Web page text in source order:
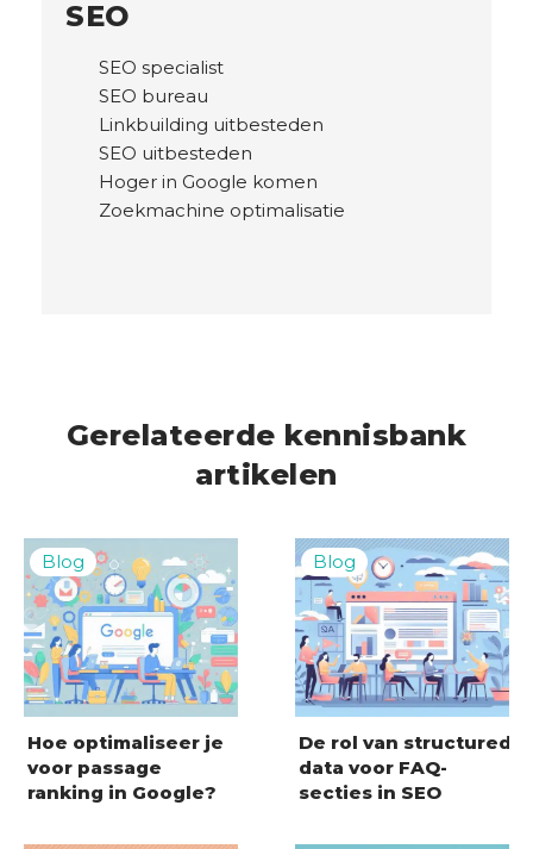
Gerelateerde kennisbank
artikelen
Hoe optimaliseer je
voor passage
ranking in Google?
De rol van structured
data voor FAQ-
secties in SEO
SEO
SEO specialist
SEO bureau
Linkbuilding uitbesteden
SEO uitbesteden
Hoger in Google komen
Zoekmachine optimalisatie